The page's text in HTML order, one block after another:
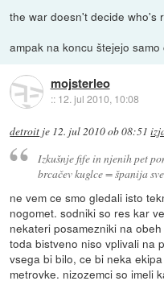
the war doesn't decide who's
ampak na koncu štejejo
mojsterleo
:: 12. jul 2010, 10:08
detroit je 12. jul 2010 ob 08:51
Izkušnje fife in njenih pet
brcačev kuglce = španija
ne vem ce smo gledali isto
nogomet. sodniki so res kar
nekateri posamezniki na
toda bistveno niso vplivali na
vsega bi bilo, ce bi neka
metrovke. nizozemci so imeli